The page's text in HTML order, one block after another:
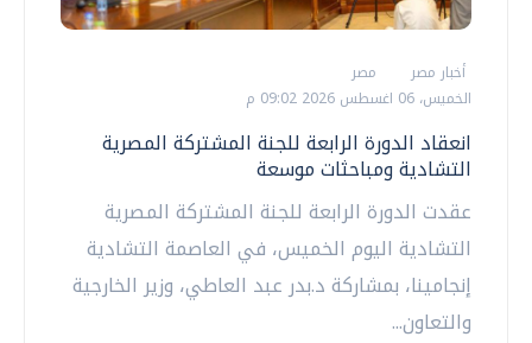
أخبار مصر
مصر
الخميس، 06 اغسطس 2026 09:02 م
انعقاد الدورة الرابعة للجنة المشتركة المصرية
التشادية ومباحثات موسعة
عقدت الدورة الرابعة للجنة المشتركة المصرية
التشادية اليوم الخميس، في العاصمة التشادية
إنجامينا، بمشاركة د.بدر عبد العاطي، وزير الخارجية
والتعاون...